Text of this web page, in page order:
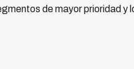
de mayor prioridad y